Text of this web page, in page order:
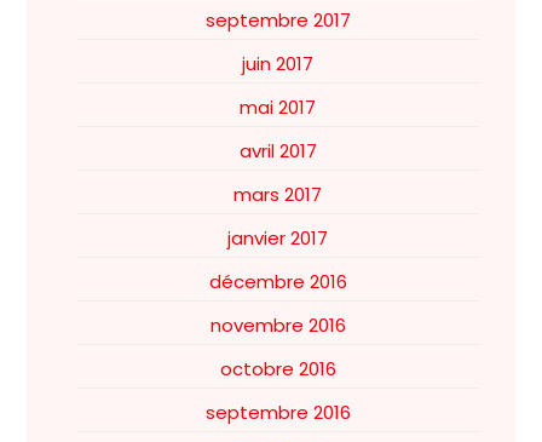
septembre 2017
juin 2017
mai 2017
avril 2017
mars 2017
janvier 2017
décembre 2016
novembre 2016
octobre 2016
septembre 2016